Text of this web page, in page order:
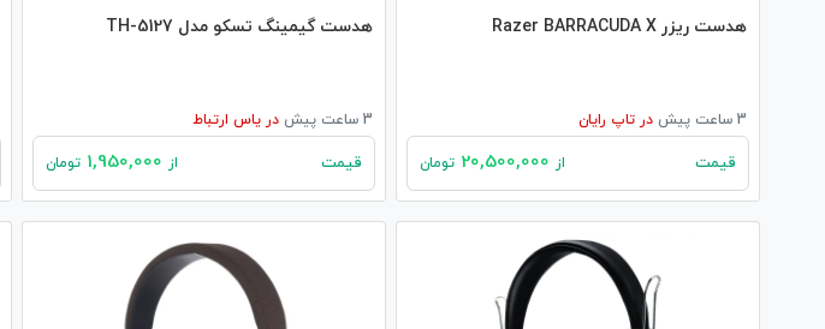
هدست ریزر Razer BARRACUDA X
3 ساعت پیش در تاپ رایان
قیمت از تومان
هدست گیمینگ تسکو مدل TH-5127
3 ساعت پیش در یاس ارتباط
قیمت از تومان